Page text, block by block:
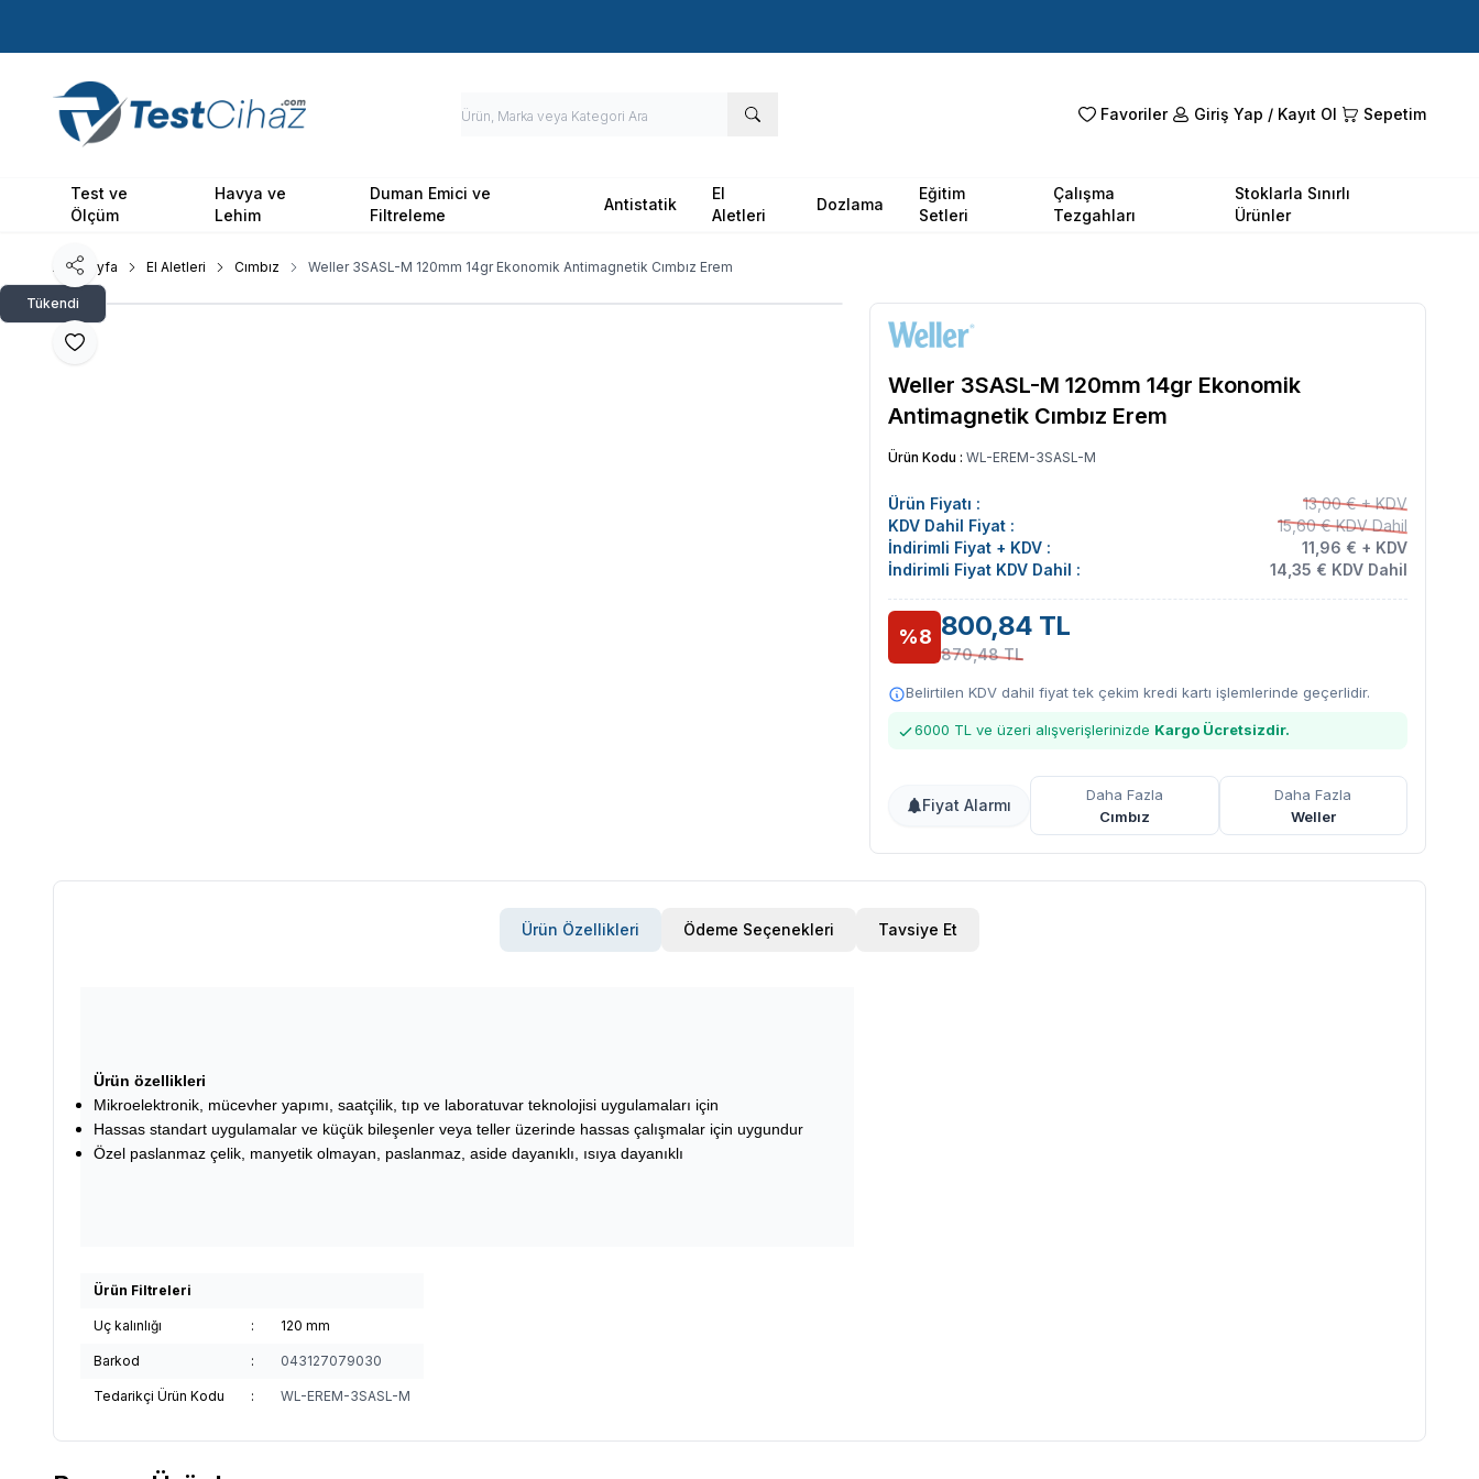
Favoriler Giriş Yap / Kayıt Ol Sepetim
Test ve
Ölçüm
Havya ve
Lehim
Duman Emici ve
Filtreleme
Antistatik
El
Aletleri
Dozlama
Eğitim
Setleri
Çalışma
Tezgahları
Stoklarla Sınırlı
Ürünler
Ana Sayfa El Aletleri Cımbız Weller 3SASL-M 120mm 14gr Ekonomik Antimagnetik Cımbız Erem
Favoriye Ekle
Paylaş
Tükendi
Weller 3SASL-M 120mm 14gr Ekonomik
Antimagnetik Cımbız Erem
Ürün Kodu : WL-EREM-3SASL-M
Ürün Fiyatı :
13,00 € + KDV
KDV Dahil Fiyat :
15,60 € KDV Dahil
İndirimli Fiyat + KDV :
11,96 € + KDV
İndirimli Fiyat KDV Dahil :
14,35 € KDV Dahil
%8 800,84 TL
870,48 TL
Belirtilen KDV dahil fiyat tek çekim kredi kartı işlemlerinde geçerlidir.
6000 TL ve üzeri alışverişlerinizde Kargo Ücretsizdir.
Fiyat Alarmı
Daha Fazla
Cımbız
Daha Fazla
Weller
Ürün Özellikleri Ödeme Seçenekleri Tavsiye Et
Ürün özellikleri
Mikroelektronik, mücevher yapımı, saatçilik, tıp ve laboratuvar teknolojisi uygulamaları için
Hassas standart uygulamalar ve küçük bileşenler veya teller üzerinde hassas çalışmalar için uygundur
Özel paslanmaz çelik, manyetik olmayan, paslanmaz, aside dayanıklı, ısıya dayanıklı
Ürün Filtreleri
Uç kalınlığı : 120 mm
Barkod : 043127079030
Tedarikçi Ürün Kodu : WL-EREM-3SASL-M